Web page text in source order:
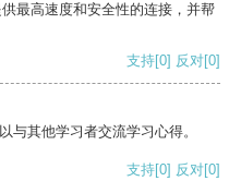
最高速度和安全性的连接，并帮
支持[0] 反对[0]
与其他学习者交流学习心得。
支持[0] 反对[0]